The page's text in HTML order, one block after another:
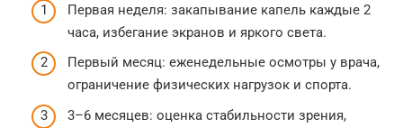
Первая неделя: закапывание капель каждые 2
часа, избегание экранов и яркого света.
Первый месяц: еженедельные осмотры у врача,
ограничение физических нагрузок и спорта.
3–6 месяцев: оценка стабильности зрения,